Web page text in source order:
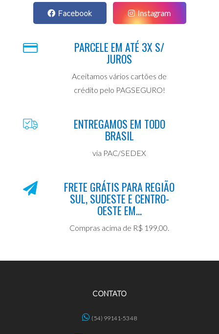
Facebook Instagram
PARCELE EM ATÉ 3X S/
JUROS
Aceitamos vários cartões de
crédito pelo PAGSEGURO!
ENTREGAMOS EM TODO
BRASIL
via PAC/SEDEX
FRETE GRÁTIS PARA REGIÃO
SUL, SUDESTE E CENTRO-
OESTE EM...
Compras acima de R$ 199,00.
CONTATO
(54) 99141-5348